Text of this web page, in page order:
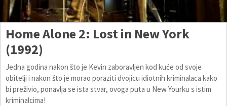
Home Alone 2: Lost in New York
(1992)
Jedna godina nakon što je Kevin zaboravljen kod kuće od svoje
obitelji i nakon što je morao poraziti dvojicu idiotnih kriminalaca kako
bi preživio, ponavlja se ista stvar, ovoga puta u New Yourku s istim
kriminalcima!